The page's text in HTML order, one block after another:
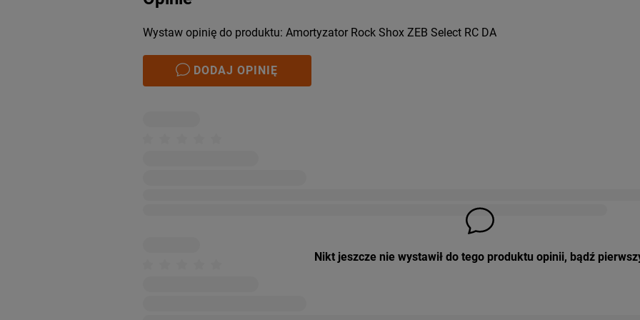
Wystaw opinię do produktu: Amortyzator Rock Shox ZEB Select RC DA
DODAJ OPINIĘ
Nikt jeszcze nie wystawił do tego produktu opinii, bądź